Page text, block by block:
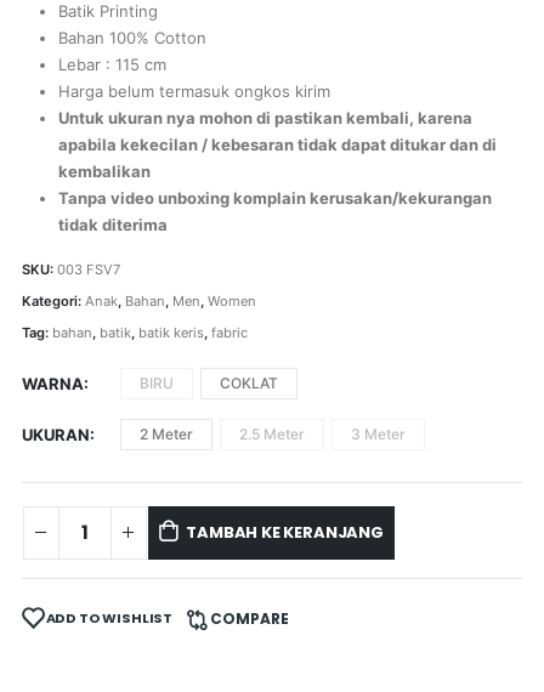
Batik Printing
Bahan 100% Cotton
Lebar : 115 cm
Harga belum termasuk ongkos kirim
Untuk ukuran nya mohon di pastikan kembali, karena
apabila kekecilan / kebesaran tidak dapat ditukar dan di
kembalikan
Tanpa video unboxing komplain kerusakan/kekurangan
tidak diterima
SKU: 003 FSV7
Kategori: Anak, Bahan, Men, Women
Tag: bahan batik, batik keris, fabric
WARNA BIRU COKLAT
UKURAN 2 Meter 2.5 Meter 3 Meter
TAMBAH KE KERANJANG
ADD TO WISHLIST COMPARE